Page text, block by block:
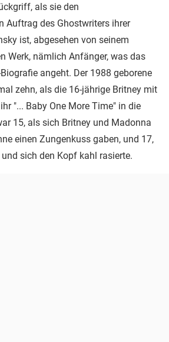
als sie den
Auftrag des Ghostwriters ihrer
ist, abgesehen von seinem
Werk, nämlich Anfänger, was das
angeht. Der 1988 geborene
zehn, als die 16-jährige Britney mit
"... Baby One More Time" in die
15, als sich Britney und Madonna
einen Zungenkuss gaben, und 17,
sich den Kopf kahl rasierte.